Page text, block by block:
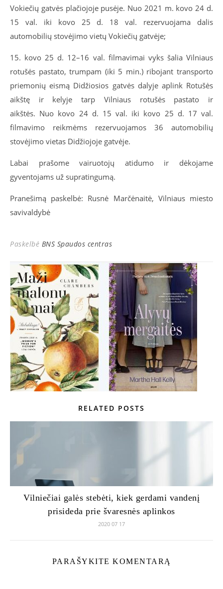
Vokiečių gatvės plačiojoje pusėje. Nuo 2021 m. kovo 24 d.
15 val. iki kovo 25 d. 18 val. rezervuojama dalis
automobilių stovėjimo vietų Vokiečių gatvėje;
15. kovo 25 d. 12–16 val. filmavimai vyks šalia Vilniaus
rotušės pastato, trumpam (iki 5 min.) ribojant transporto
priemonių eismą Didžiosios gatvės dalyje aplink Rotušės
aikštę ir kelyje tarp Vilniaus rotušės pastato ir
aikštės. Nuo kovo 24 d. 15 val. iki kovo 25 d. 17 val.
filmavimo reikmėms rezervuojamos 36 automobilių
stovėjimo vietas Didžiojoje gatvėje.
Labai prašome vairuotojų atidumo ir dėkojame
gyventojams už supratingumą.
Pranešimą paskelbė: Rusnė Marčėnaitė, Vilniaus miesto
savivaldybė
Paskelbė BNS Spaudos centras
RELATED POSTS
Vilniečiai galės stebėti, kiek gerdami vandenį
prisideda prie švaresnės aplinkos
2020 07 17
PARAŠYKITE KOMENTARĄ